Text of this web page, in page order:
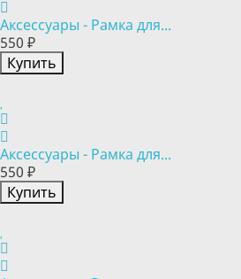
Аксессуары - Рамка для...
550 ₽
Купить
Аксессуары - Рамка для...
550 ₽
Купить